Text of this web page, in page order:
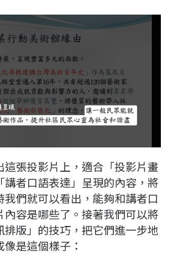
張投影片上，適合「投影片畫
講者口語表達」呈現的內容，將
們就可以看出，能夠和講者口
內容是哪些了。接著我們可以將
版」的技巧，把它們進一步地
是這個樣子：